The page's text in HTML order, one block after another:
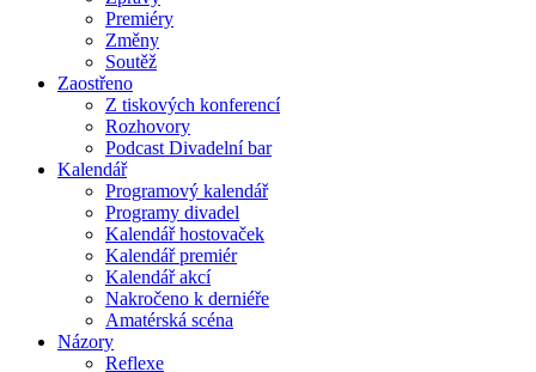
Premiéry
Změny
Soutěž
Zaostřeno
Z tiskových konferencí
Rozhovory
Podcast Divadelní bar
Kalendář
Programový kalendář
Programy divadel
Kalendář hostovaček
Kalendář premiér
Kalendář akcí
Nakročeno k derniéře
Amatérská scéna
Názory
Reflexe